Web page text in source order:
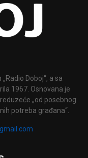
Doboj“, a sa
1967. Osnovana je
„od posebnog
potreba građana“.